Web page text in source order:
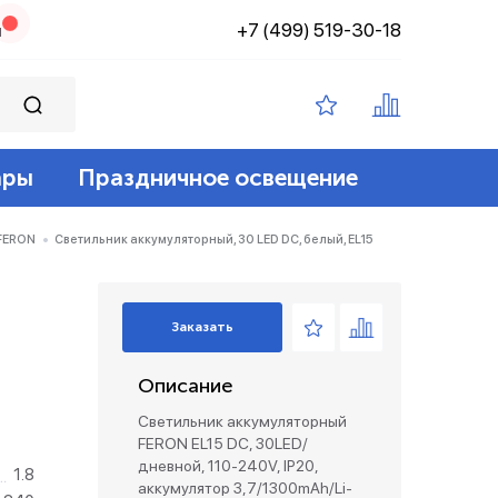
+7 (499) 519-30-18
филамент
12v
беспроводные
коробки и коннекторы
Праздничное освещение
Светильник аккумуляторный, 30 LED DC, белый, EL15
1.8
Заказать
Описание
Светильник аккумуляторный
FERON EL15 DC, 30LED/
дневной, 110-240V, IP20,
аккумулятор 3,7/1300mAh/Li-